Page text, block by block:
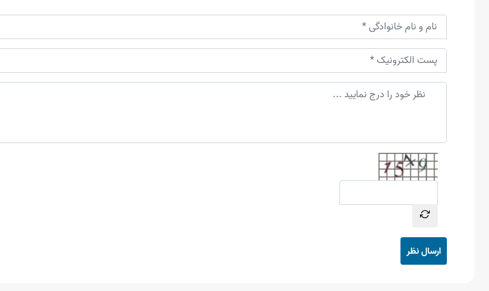
ارسال نظر